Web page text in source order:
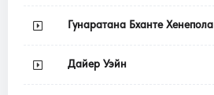
Гунаратана Бханте Хенепола
Дайер Уэйн